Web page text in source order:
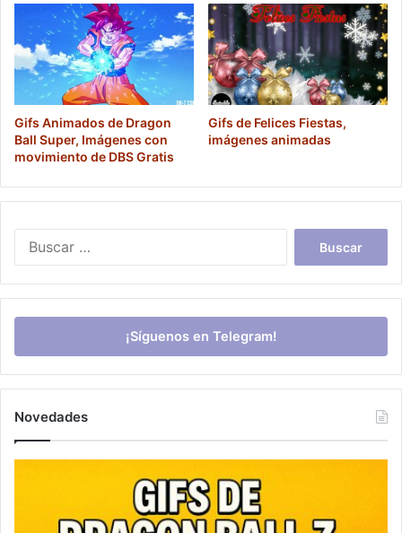
Gifs Animados de Dragon
Ball Super, Imágenes con
movimiento de DBS Gratis
Gifs de Felices Fiestas,
imágenes animadas
¡Síguenos en Telegram!
Novedades